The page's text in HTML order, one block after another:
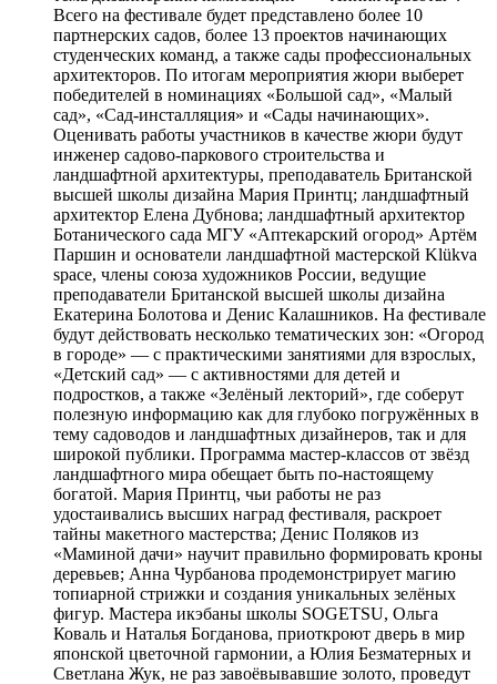
Всего на фестивале будет представлено более 10
партнерских садов, более 13 проектов начинающих
студенческих команд, а также сады профессиональных
архитекторов. По итогам мероприятия жюри выберет
победителей в номинациях «Большой сад», «Малый
сад», «Сад-инсталляция» и «Сады начинающих».
Оценивать работы участников в качестве жюри будут
инженер садово-паркового строительства и
ландшафтной архитектуры, преподаватель Британской
высшей школы дизайна Мария Принтц; ландшафтный
архитектор Елена Дубнова; ландшафтный архитектор
Ботанического сада МГУ «Аптекарский огород» Артём
Паршин и основатели ландшафтной мастерской Klükva
space, члены союза художников России, ведущие
преподаватели Британской высшей школы дизайна
Екатерина Болотова и Денис Калашников. На фестивале
будут действовать несколько тематических зон: «Огород
в городе» — с практическими занятиями для взрослых,
«Детский сад» — с активностями для детей и
подростков, а также «Зелёный лекторий», где соберут
полезную информацию как для глубоко погружённых в
тему садоводов и ландшафтных дизайнеров, так и для
широкой публики. Программа мастер-классов от звёзд
ландшафтного мира обещает быть по-настоящему
богатой. Мария Принтц, чьи работы не раз
удостаивались высших наград фестиваля, раскроет
тайны макетного мастерства; Денис Поляков из
«Маминой дачи» научит правильно формировать кроны
деревьев; Анна Чурбанова продемонстрирует магию
топиарной стрижки и создания уникальных зелёных
фигур. Мастера икэбаны школы SOGETSU, Ольга
Коваль и Наталья Богданова, приоткроют дверь в мир
японской цветочной гармонии, а Юлия Безматерных и
Светлана Жук, не раз завоёвывавшие золото, проведут